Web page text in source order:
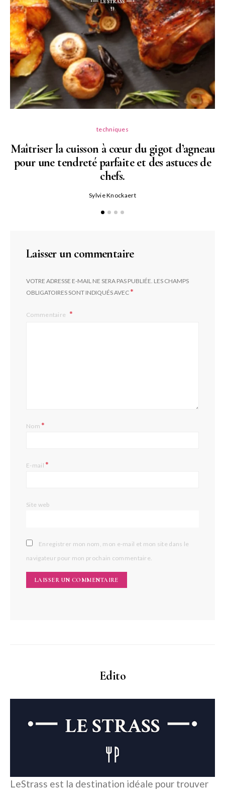
techniques
Maîtriser la cuisson à cœur du gigot d’agneau
pour une tendreté parfaite et des astuces de
chefs.
Sylvie Knockaert
Laisser un commentaire
VOTRE ADRESSE E-MAIL NE SERA PAS PUBLIÉE. LES CHAMPS
OBLIGATOIRES SONT INDIQUÉS AVEC*
Commentaire
Nom*
E-mail*
Site web
Enregistrer mon nom, mon e-mail et mon site dans le
navigateur pour mon prochain commentaire.
Edito
LeStrass est la destination idéale pour trouver